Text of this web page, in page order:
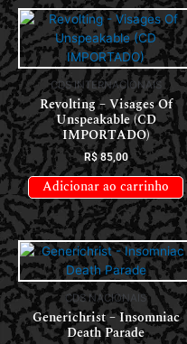
CDS INTERNACIONAIS
Revolting – Visages Of
Unspeakable (CD
IMPORTADO)
R$85,00
Adicionar ao carrinho
CDS NACIONAIS
Generichrist – Insomniac
Death Parade